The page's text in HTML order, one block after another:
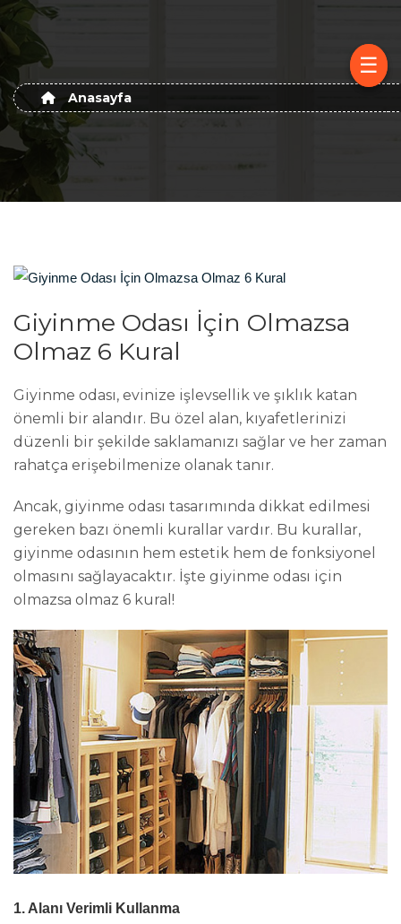
☰
Anasayfa
Giyinme Odası İçin Olmazsa
Olmaz 6 Kural
Giyinme odası, evinize işlevsellik ve şıklık katan
önemli bir alandır. Bu özel alan, kıyafetlerinizi
düzenli bir şekilde saklamanızı sağlar ve her zaman
rahatça erişebilmenize olanak tanır.
Ancak, giyinme odası tasarımında dikkat edilmesi
gereken bazı önemli kurallar vardır. Bu kurallar,
giyinme odasının hem estetik hem de fonksiyonel
olmasını sağlayacaktır. İşte giyinme odası için
olmazsa olmaz 6 kural!
1. Alanı Verimli Kullanma
☰